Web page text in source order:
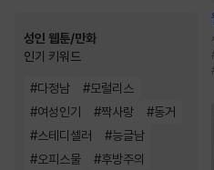
성인 웹툰/만화
인기 키워드
#다정남 #모럴리스
#여성인기 #짝사랑 #동거
#스테디셀러 #능글남
#오피스물 #후방주의